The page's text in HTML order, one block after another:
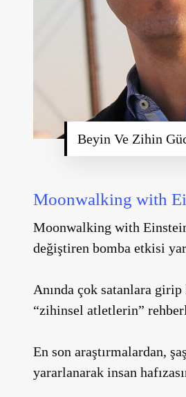
Beyin Ve Zihin
Moonwalking with
Moonwalking with
değiştiren bomba etkisi
Anında çok satanlara
“zihinsel atletlerin”
En son araştırmalardan,
yararlanarak insan